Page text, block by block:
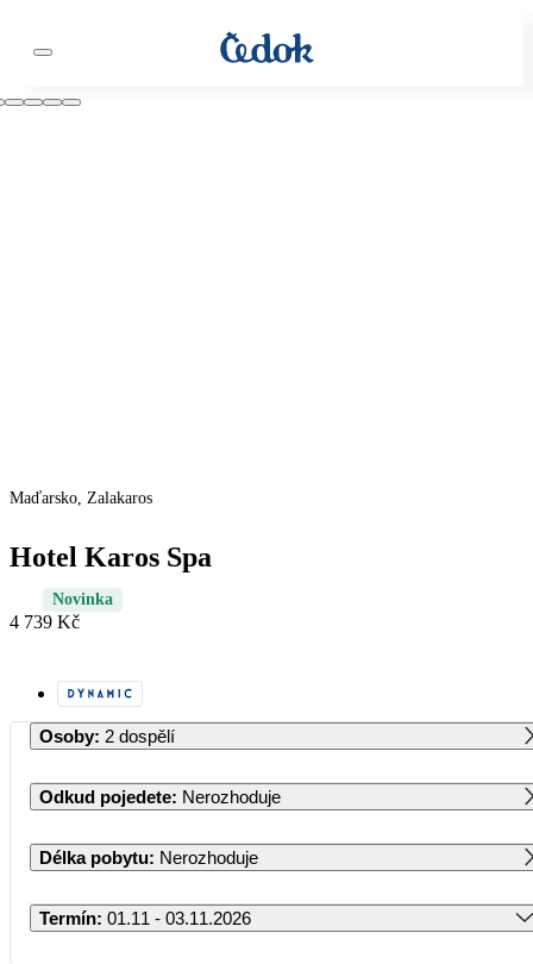
Maďarsko, Zalakaros
Hotel Karos Spa
Novinka
4 739 Kč
Osoby: 2 dospělí
Odkud pojedete: Nerozhoduje
Délka pobytu: Nerozhoduje
Termín: 01.11 - 03.11.2026